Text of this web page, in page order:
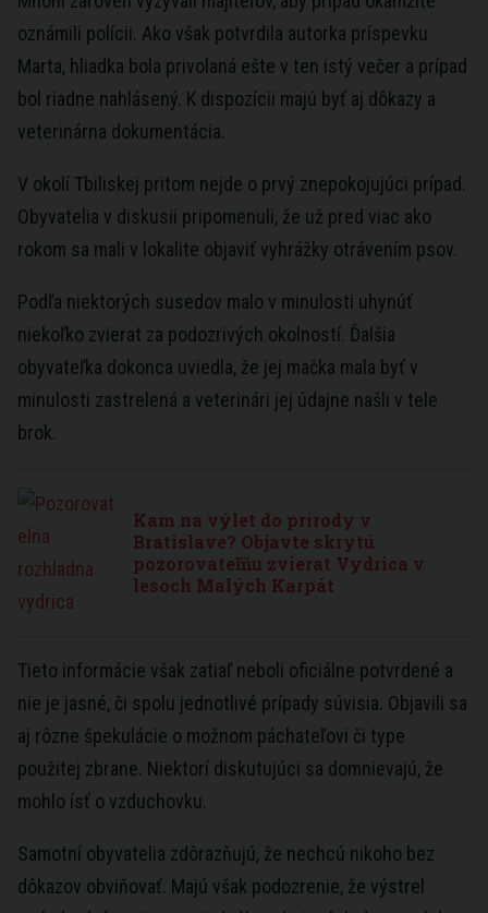
oznámili polícii. Ako však potvrdila autorka príspevku
Marta, hliadka bola privolaná ešte v ten istý večer a prípad
bol riadne nahlásený. K dispozícii majú byť aj dôkazy a
veterinárna dokumentácia.
V okolí Tbiliskej pritom nejde o prvý znepokojujúci prípad.
Obyvatelia v diskusii pripomenuli, že už pred viac ako
rokom sa mali v lokalite objaviť vyhrážky otrávením psov.
Podľa niektorých susedov malo v minulosti uhynúť
niekoľko zvierat za podozrivých okolností. Ďalšia
obyvateľka dokonca uviedla, že jej mačka mala byť v
minulosti zastrelená a veterinári jej údajne našli v tele
brok.
Kam na výlet do prírody v
Bratislave? Objavte skrytú
pozorovateľňu zvierat Vydrica v
lesoch Malých Karpát
Tieto informácie však zatiaľ neboli oficiálne potvrdené a
nie je jasné, či spolu jednotlivé prípady súvisia. Objavili sa
aj rôzne špekulácie o možnom páchateľovi či type
použitej zbrane. Niektorí diskutujúci sa domnievajú, že
mohlo ísť o vzduchovku.
Samotní obyvatelia zdôrazňujú, že nechcú nikoho bez
dôkazov obviňovať. Majú však podozrenie, že výstrel